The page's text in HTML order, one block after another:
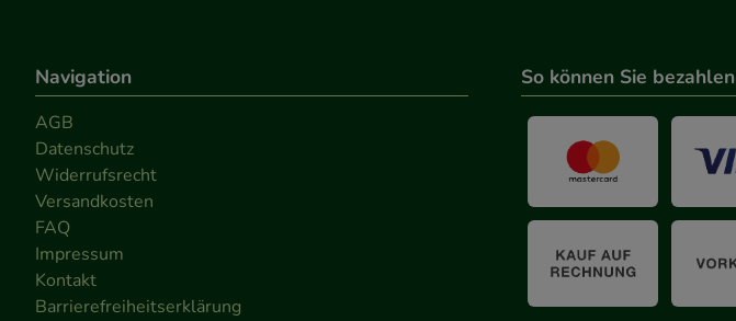
Navigation
AGB
Datenschutz
Widerrufsrecht
Versandkosten
FAQ
Impressum
Kontakt
Barrierefreiheitserklärung
So können Sie bezahlen